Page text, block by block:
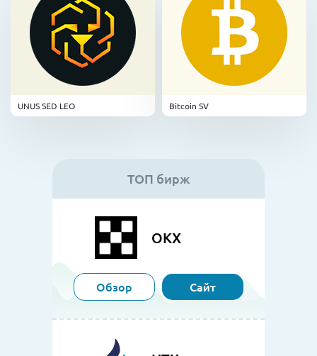
UNUS SED LEO Bitcoin SV
ТОП бирж
OKX
Обзор Сайт